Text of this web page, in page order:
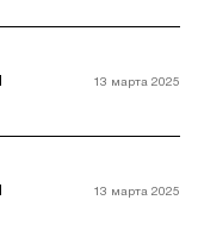
13 марта 2025
13 марта 2025